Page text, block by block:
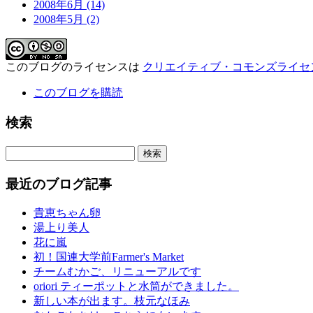
2008年6月 (14)
2008年5月 (2)
このブログのライセンスは クリエイティブ・コモンズライセ
このブログを購読
検索
最近のブログ記事
貴恵ちゃん卵
湯上り美人
花に嵐
初！国連大学前Farmer's Market
チームむかご、リニューアルです
oriori ティーポットと水筒ができました。
新しい本が出ます。枝元なほみ